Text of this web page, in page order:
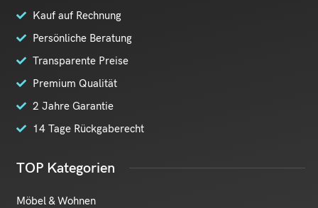
Kauf auf Rechnung
Persönliche Beratung
Transparente Preise
Premium Qualität
2 Jahre Garantie
14 Tage Rückgaberecht
TOP Kategorien
Möbel & Wohnen